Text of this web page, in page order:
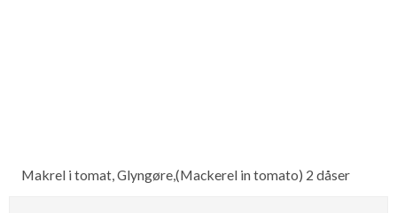
Makrel i tomat, Glyngøre,(Mackerel in tomato) 2 dåser